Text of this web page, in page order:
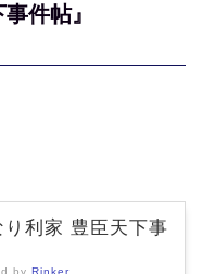
件帖』
り利家 豊臣天下事
by Rinker